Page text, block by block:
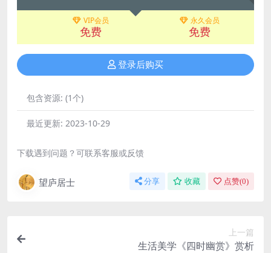
VIP会员
免费
永久会员
免费
登录后购买
包含资源: (1个)
最近更新: 2023-10-29
下载遇到问题？可联系客服或反馈
望庐居士 分享 收藏 点赞(0)
上一篇
生活美学《四时幽赏》赏析